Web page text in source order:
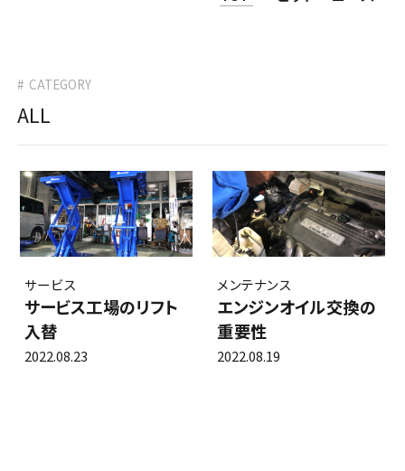
タイヤ預かりサービス
ボデーリペア
カーメンテナンス
ロードサービス
リフレッシュサービス
プレミアムメンテナンス
カーラッピング
カーショップALPICO
車検
CATEGORY
ALL
サービス
サービス工場のリフト
入替
2022.08.23
メンテナンス
エンジンオイル交換の
重要性
2022.08.19